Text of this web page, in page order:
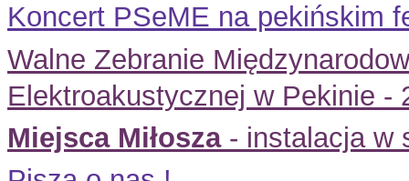
Koncert PSeME na pekińskim
Walne Zebranie
Elektroakustycznej w Pekinie -
Miejsca Miłosza - instalacja w